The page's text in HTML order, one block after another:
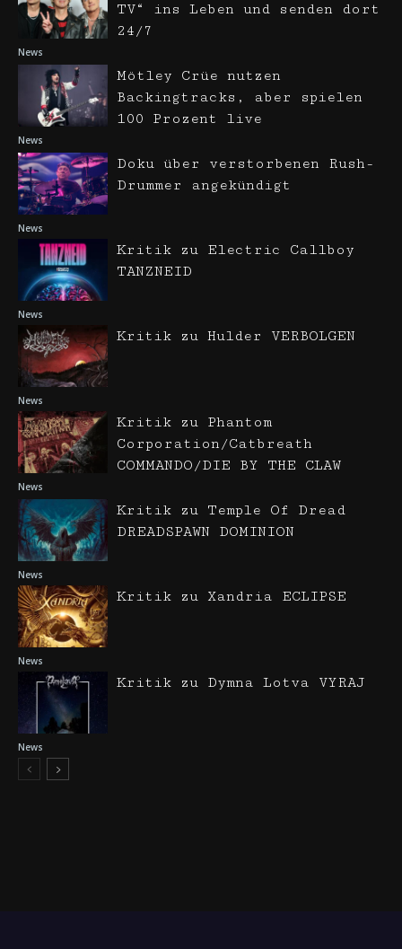
News
TV“ ins Leben und senden dort
24/7
News
Mötley Crüe nutzen
Backingtracks, aber spielen
100 Prozent live
News
Doku über verstorbenen Rush-
Drummer angekündigt
News
Kritik zu Electric Callboy
TANZNEID
News
Kritik zu Hulder VERBOLGEN
News
Kritik zu Phantom
Corporation/Catbreath
COMMANDO/DIE BY THE CLAW
News
Kritik zu Temple Of Dread
DREADSPAWN DOMINION
News
Kritik zu Xandria ECLIPSE
News
Kritik zu Dymna Lotva VYRAJ